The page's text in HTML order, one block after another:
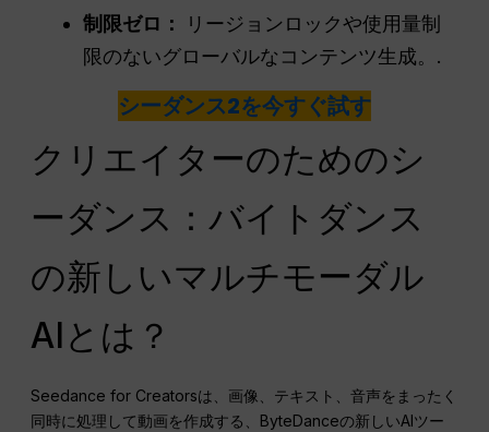
制限ゼロ：
リージョンロックや使用量制
限のないグローバルなコンテンツ生成。.
シーダンス2を今すぐ試す
クリエイターのためのシ
ーダンス：バイトダンス
の新しいマルチモーダル
AIとは？
Seedance for Creatorsは、画像、テキスト、音声をまったく
同時に処理して動画を作成する、ByteDanceの新しいAIツー